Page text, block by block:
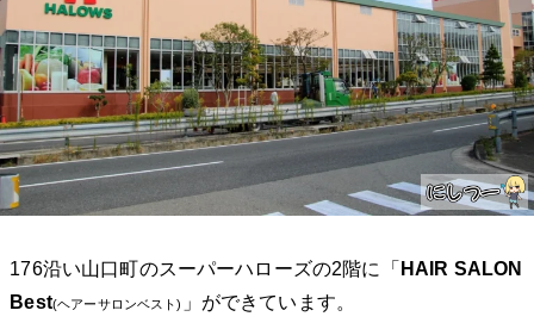
176沿い山口町のスーパーハローズの2階に「 HAIR SALON
Best(ヘアーサロンベスト) 」ができています。